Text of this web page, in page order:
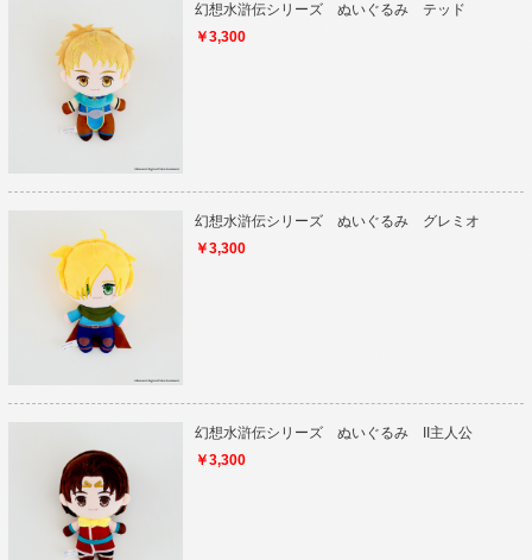
幻想水滸伝シリーズ ぬいぐるみ テッド
￥3,300
幻想水滸伝シリーズ ぬいぐるみ グレミオ
￥3,300
幻想水滸伝シリーズ ぬいぐるみ II主人公
￥3,300